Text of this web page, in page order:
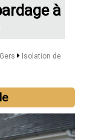
à
Isolation de